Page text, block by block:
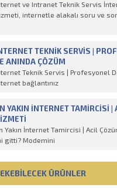
ve Intranet Teknik Servis
internetle alakalı soru ve sor
TEKNIK SERVIS |
ANINDA ÇÖZÜM
Teknik Servis | Profesyonel
bağlantınız
YAKIN İNTERNET TAMIRCISI |
Yakın İnternet Tamircisi | Acil
gitti? Modemini
ÜRÜNLER